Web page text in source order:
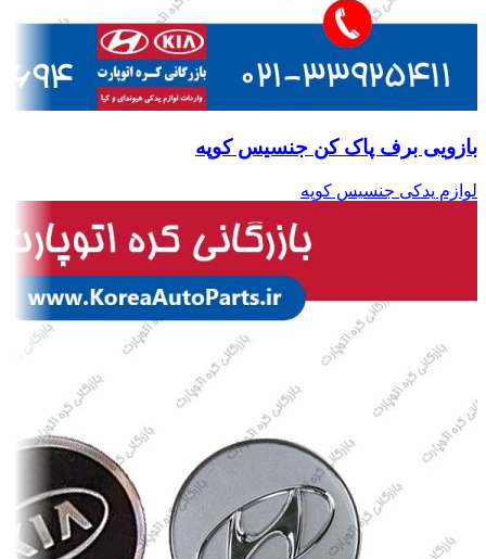
بازویی برف پاک کن جنسیس کوپه
لوازم یدکی جنسیس کوپه